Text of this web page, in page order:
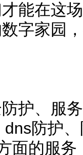
能在这
字家园
护、服
防护
面的服